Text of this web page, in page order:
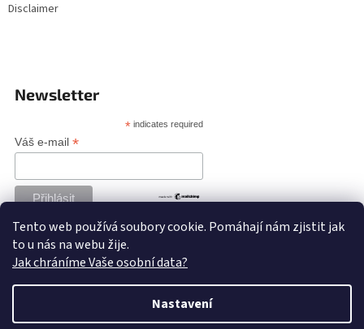
Tento web používá soubory cookie. Pomáhají nám zjistit jak
to u nás na webu žije.
Jak chráníme Vaše osobní data?
Nastavení
Disclaimer
Newsletter
* indicates required
Váš e-mail *
Vytvořil Shoptet